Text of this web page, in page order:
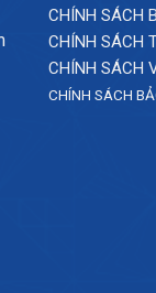
CHÍNH SÁCH
CHÍNH SÁCH
CHÍNH SÁCH
CHÍNH SÁCH